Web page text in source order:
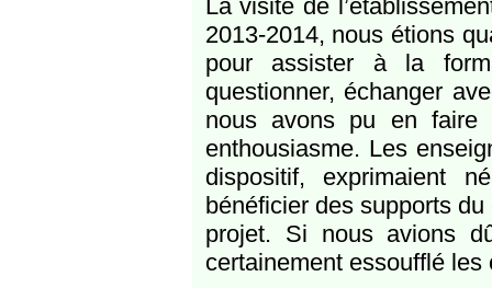
La visite de
2013-2014, nous étions
pour assister à la
questionner, échanger
nous avons pu en faire
enthousiasme. Les
dispositif, exprimaient
bénéficier des supports
projet. Si nous avions
certainement essoufflé les